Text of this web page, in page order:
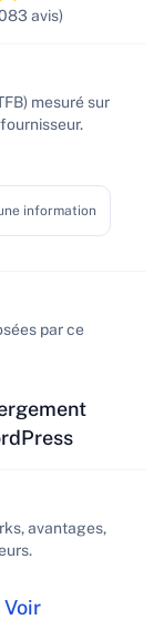
avis)
mesuré sur
information
par ce
avantages,
Voir